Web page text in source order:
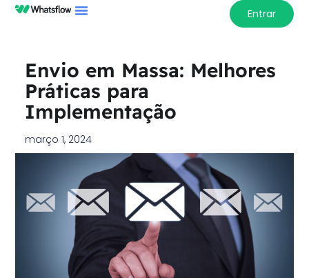
Entrar
Envio em Massa: Melhores
Práticas para
Implementação
março 1, 2024